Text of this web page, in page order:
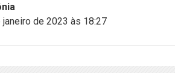
de 2023 às 18:27